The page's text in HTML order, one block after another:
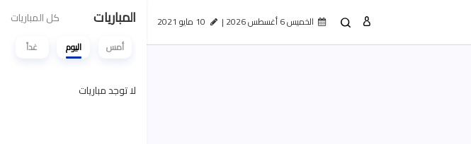
الخميس 6 أغسطس 2026 | المباريات كل المباريات
أمس اليوم غداً
لا توجد مباريات